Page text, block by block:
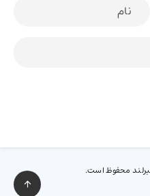
محفوظ است.